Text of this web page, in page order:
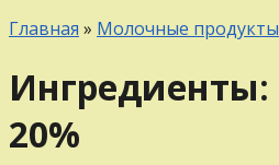
Главная » Молочные продукты
Ингредиенты:
20%